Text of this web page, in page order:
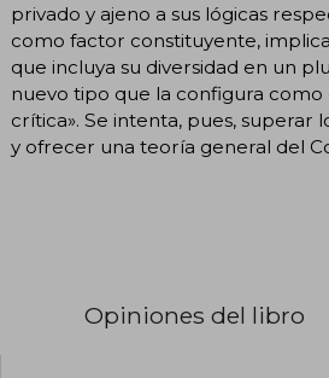
privado y ajeno a sus lógicas
como factor constituyente,
que incluya su diversidad en un
nuevo tipo que la configura como
crítica». Se intenta, pues, superar
y ofrecer una teoría general del
Opiniones del libro